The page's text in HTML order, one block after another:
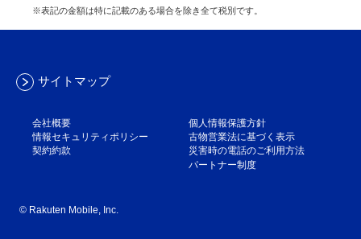
※表記の金額は特に記載のある場合を除き全て税別です。
サイトマップ
会社概要
個人情報保護方針
情報セキュリティポリシー
古物営業法に基づく表示
契約約款
災害時の電話のご利用方法
パートナー制度
© Rakuten Mobile, Inc.